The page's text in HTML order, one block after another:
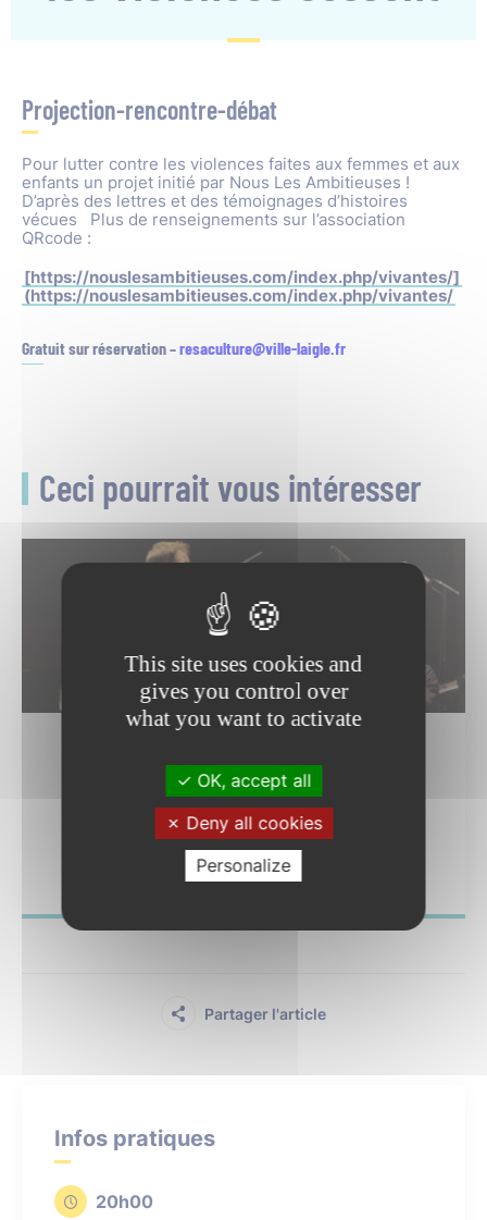
Projection-rencontre-débat
Pour lutter contre les violences faites aux femmes et aux
enfants un projet initié par Nous Les Ambitieuses !
D’après des lettres et des témoignages d’histoires
vécues Plus de renseignements sur l’association
QRcode :
[https://nouslesambitieuses.com/index.php/vivantes/]
(https://nouslesambitieuses.com/index.php/vivantes/
Gratuit sur réservation –resaculture@ville-laigle.fr
Ceci pourrait vous intéresser
05
Culture
Septembre musical de l’Orne – Le
jardin féérique
Partager l'article
Infos pratiques
20h00
This site uses cookies and
gives you control over
what you want to activate
OK, accept all
Deny all cookies
Personalize